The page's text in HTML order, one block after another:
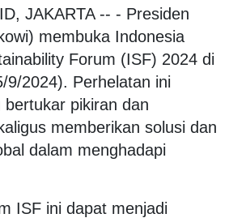
JAKARTA -- - Presiden
membuka Indonesia
Forum (ISF) 2024 di
9/2024). Perhelatan ini
pikiran dan
memberikan solusi dan
dalam menghadapi
ISF ini dapat menjadi